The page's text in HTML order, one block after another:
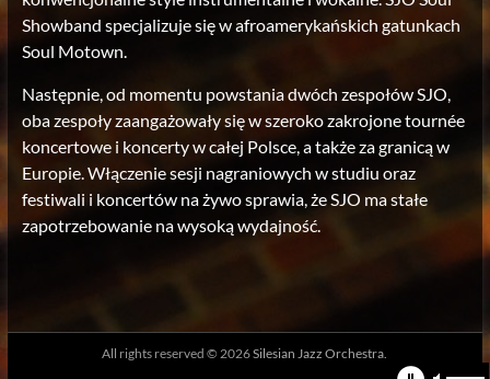
Showband specjalizuje się w afroamerykańskich gatunkach
Soul Motown.
Następnie, od momentu powstania dwóch zespołów SJO,
oba zespoły zaangażowały się w szeroko zakrojone tournée
koncertowe i koncerty w całej Polsce, a także za granicą w
Europie. Włączenie sesji nagraniowych w studiu oraz
festiwali i koncertów na żywo sprawia, że ​​SJO ma stałe
zapotrzebowanie na wysoką wydajność.
All rights reserved © 2026Silesian Jazz Orchestra.